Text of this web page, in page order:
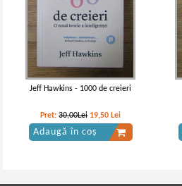
Jeff Hawkins - 1000 de creieri
Pret:30,00Lei 19,50 Lei
Adaugă în coș